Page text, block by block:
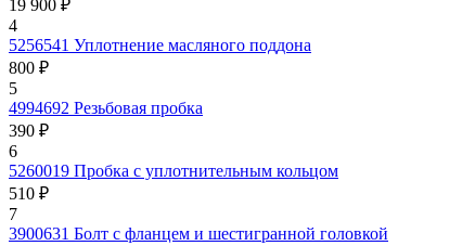
19 900 ₽
4
5256541 Уплотнение масляного поддона
800 ₽
5
4994692 Резьбовая пробка
390 ₽
6
5260019 Пробка с уплотнительным кольцом
510 ₽
7
3900631 Болт с фланцем и шестигранной головкой